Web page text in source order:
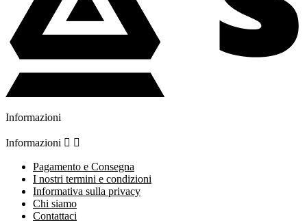
Informazioni
Informazioni  
Pagamento e Consegna
I nostri termini e condizioni
Informativa sulla privacy
Chi siamo
Contattaci